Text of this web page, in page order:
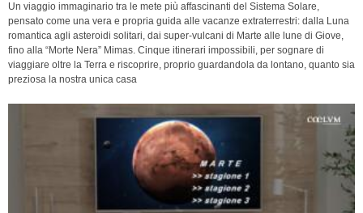
Un viaggio immaginario tra le mete più affascinanti del Sistema Solare,
pensato come una vera e propria guida alle vacanze extraterrestri: dalla Luna
romantica agli asteroidi solitari, dai super-vulcani di Marte alle lune di Giove,
fino alla “Morte Nera” Mimas. Cinque itinerari impossibili, per sognare di
viaggiare oltre la Terra e riscoprire, proprio guardandola da lontano, quanto sia
preziosa la nostra unica casa